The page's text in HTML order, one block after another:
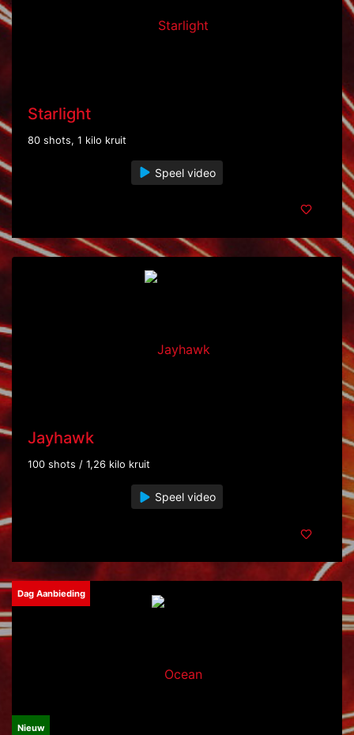
Starlight
80 shots, 1 kilo kruit
Speel video
Jayhawk
100 shots / 1,26 kilo kruit
Speel video
Dag Aanbieding
Nieuw